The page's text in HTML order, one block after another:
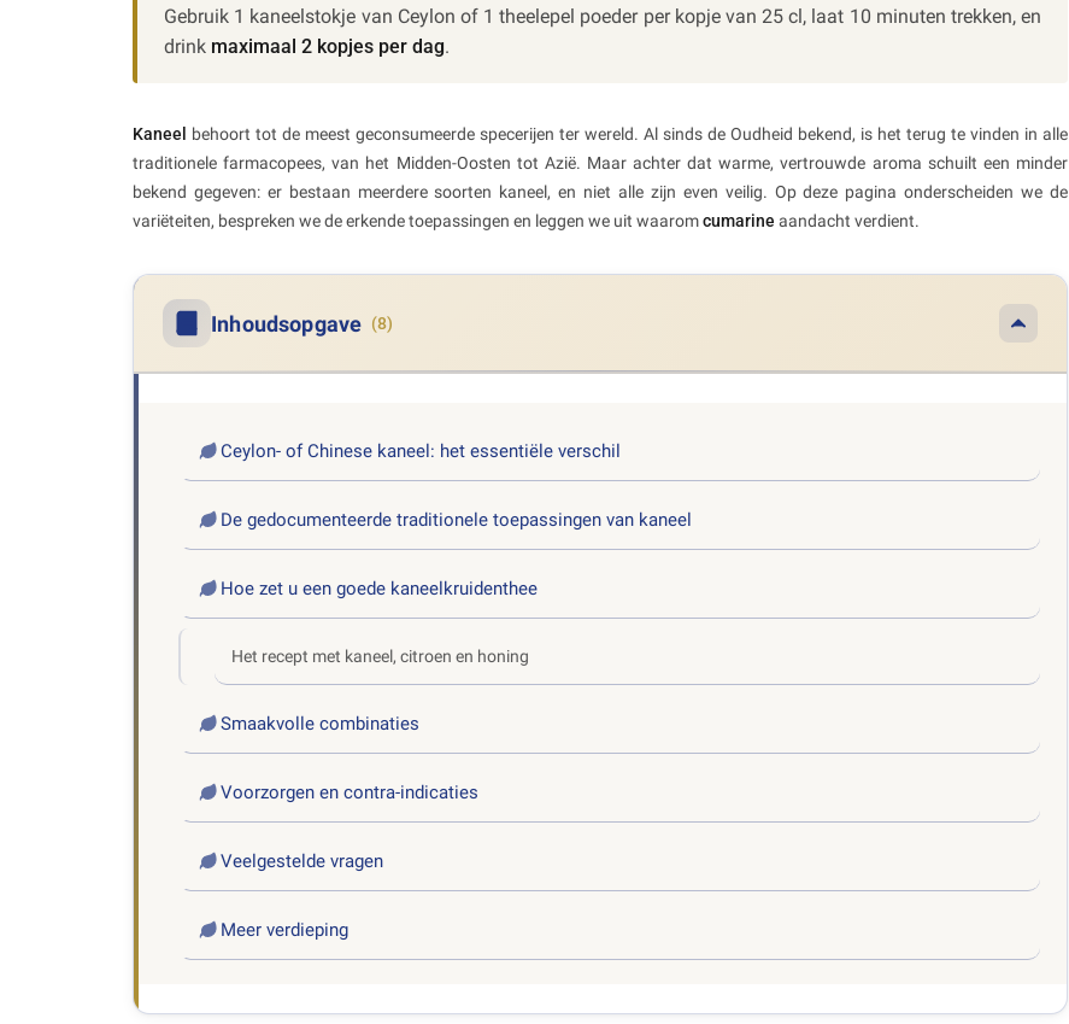
Gebruik 1 kaneelstokje van Ceylon of 1 theelepel poeder per kopje van 25 cl, laat 10 minuten trekken, en
drink maximaal 2 kopjes per dag.
Kaneel
behoort tot de meest geconsumeerde specerijen ter wereld. Al sinds de Oudheid bekend, is het terug te vinden in alle
traditionele farmacopees, van het Midden-Oosten tot Azië. Maar achter dat warme, vertrouwde aroma schuilt een minder
bekend gegeven: er bestaan meerdere soorten kaneel, en niet alle zijn even veilig. Op deze pagina onderscheiden we de
variëteiten, bespreken we de erkende toepassingen en leggen we uit waaromcumarine aandacht verdient.
Inhoudsopgave (8)
Ceylon- of Chinese kaneel: het essentiële verschil
De gedocumenteerde traditionele toepassingen van kaneel
Hoe zet u een goede kaneelkruidenthee
Het recept met kaneel, citroen en honing
Smaakvolle combinaties
Voorzorgen en contra-indicaties
Veelgestelde vragen
Meer verdieping